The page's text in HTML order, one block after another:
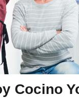
Cocino